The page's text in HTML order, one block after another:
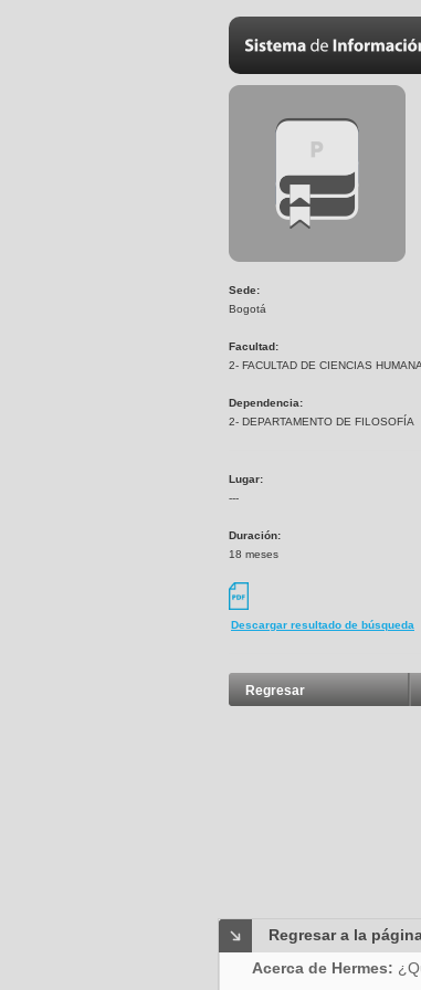
Sede:
Bogotá
Facultad:
2- FACULTAD DE CIENCIAS
Dependencia:
2- DEPARTAMENTO DE FILOSOFÍA
Lugar:
---
Duración:
18 meses
Descargar resultado de búsqueda
Regresar
Regresar a la
Acerca de Hermes: